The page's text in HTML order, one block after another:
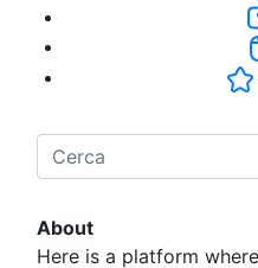
About
Here is a platform